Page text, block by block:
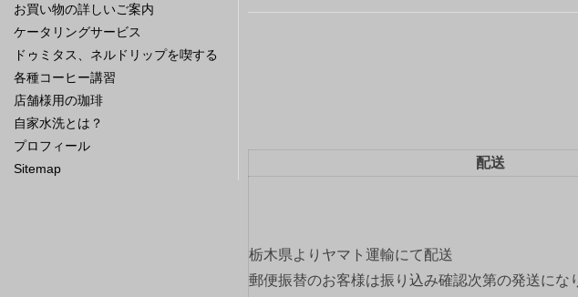
配送
栃木県よりヤマト運輸にて配送
郵便振替のお客様は振り込み確認次第の発送にな
お買い物の詳しいご案内
ケータリングサービス
ドゥミタス、ネルドリップを喫する
各種コーヒー講習
店舗様用の珈琲
自家水洗とは？
プロフィール
Sitemap